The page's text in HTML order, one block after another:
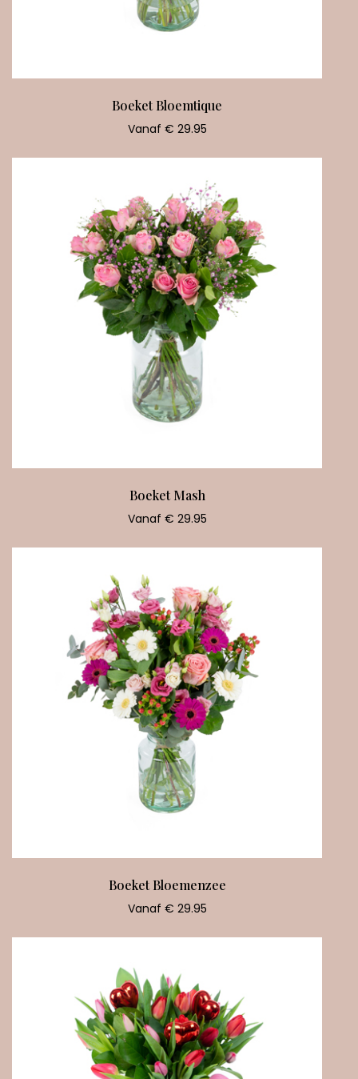
Boeket Bloemtique
Vanaf € 29.95
Boeket Mash
Vanaf € 29.95
Boeket Bloemenzee
Vanaf € 29.95